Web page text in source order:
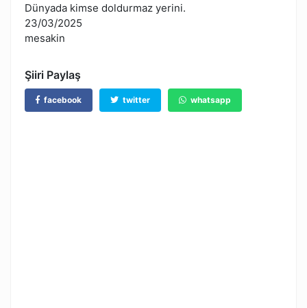
Dünyada kimse doldurmaz yerini.
23/03/2025
mesakin
Şiiri Paylaş
facebook twitter whatsapp